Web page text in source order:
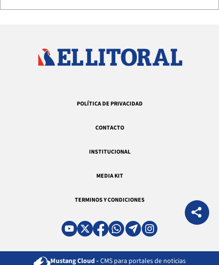
POLÍTICA DE PRIVACIDAD
CONTACTO
INSTITUCIONAL
MEDIA KIT
TERMINOS Y CONDICIONES
Mustang Cloud - CMS para portales de noticias